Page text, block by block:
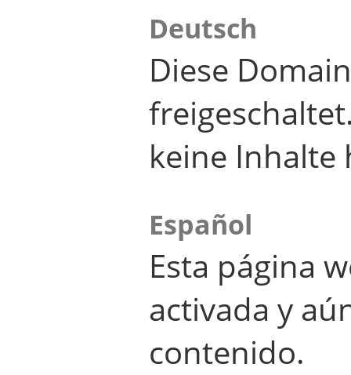
Deutsch
Diese
keine Inhalte
Español
Esta página
activada y
contenido.